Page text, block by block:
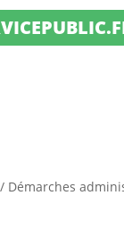
/ Démarches